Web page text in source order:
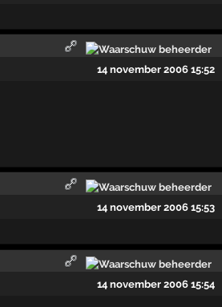
14 november 2006 15:52
14 november 2006 15:53
14 november 2006 15:54